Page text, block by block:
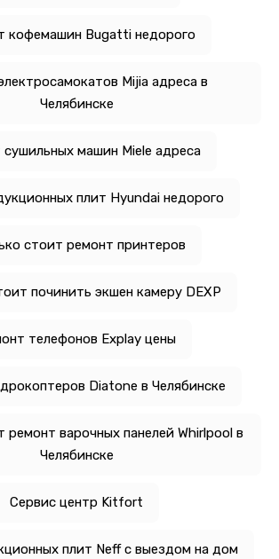
кофемашин Bugatti недорого
Mijia адреса в
Челябинске
машин Miele адреса
плит Hyundai недорого
стоит ремонт принтеров
починить экшен камеру DEXP
телефонов Explay цены
Diatone в Челябинске
ремонт варочных панелей Whirlpool в
Челябинске
Сервис центр Kitfort
плит Neff с выездом на дом